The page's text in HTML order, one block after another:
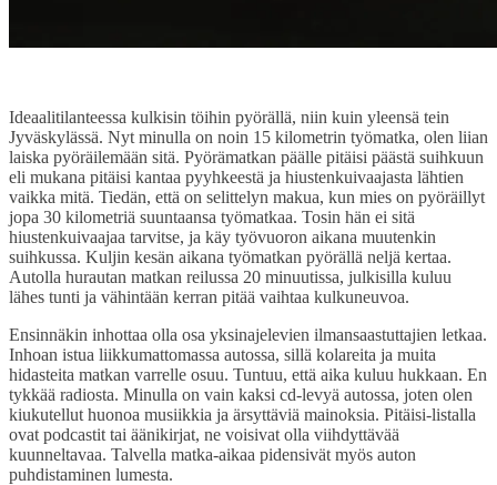
Ideaalitilanteessa kulkisin töihin pyörällä, niin kuin yleensä tein
Jyväskylässä. Nyt minulla on noin 15 kilometrin työmatka, olen liian
laiska pyöräilemään sitä. Pyörämatkan päälle pitäisi päästä suihkuun
eli mukana pitäisi kantaa pyyhkeestä ja hiustenkuivaajasta lähtien
vaikka mitä. Tiedän, että on selittelyn makua, kun mies on pyöräillyt
jopa 30 kilometriä suuntaansa työmatkaa. Tosin hän ei sitä
hiustenkuivaajaa tarvitse, ja käy työvuoron aikana muutenkin
suihkussa. Kuljin kesän aikana työmatkan pyörällä neljä kertaa.
Autolla hurautan matkan reilussa 20 minuutissa, julkisilla kuluu
lähes tunti ja vähintään kerran pitää vaihtaa kulkuneuvoa.
Ensinnäkin inhottaa olla osa yksinajelevien ilmansaastuttajien letkaa.
Inhoan istua liikkumattomassa autossa, sillä kolareita ja muita
hidasteita matkan varrelle osuu. Tuntuu, että aika kuluu hukkaan. En
tykkää radiosta. Minulla on vain kaksi cd-levyä autossa, joten olen
kiukutellut huonoa musiikkia ja ärsyttäviä mainoksia. Pitäisi-listalla
ovat podcastit tai äänikirjat, ne voisivat olla viihdyttävää
kuunneltavaa. Talvella matka-aikaa pidensivät myös auton
puhdistaminen lumesta.